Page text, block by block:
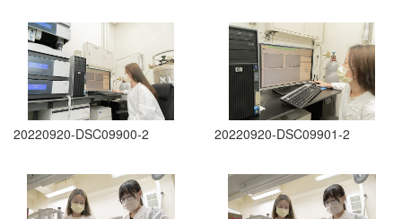
20220920-DSC09900-2 20220920-DSC09901-2